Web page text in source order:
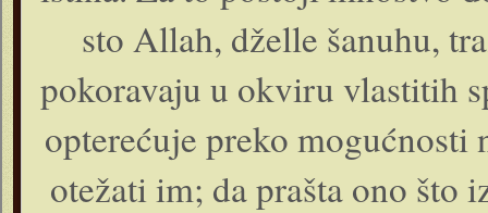
sto Allah, dželle šanuhu,
pokoravaju u okviru vlastitih
opterećuje preko
otežati im; da prašta ono što